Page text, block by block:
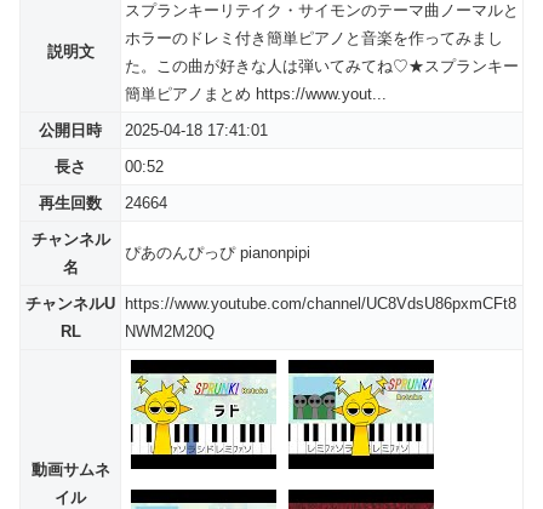
説明文
スプランキーリテイク・サイモンのテーマ曲ノーマルと
ホラーのドレミ付き簡単ピアノと音楽を作ってみまし
た。この曲が好きな人は弾いてみてね♡★スプランキー
簡単ピアノまとめ https://www.yout...
公開日時
2025-04-18 17:41:01
長さ
00:52
再生回数
24664
チャンネル
名
ぴあのんぴっぴ pianonpipi
チャンネルU
RL
https://www.youtube.com/channel/UC8VdsU86pxmCFt8
NWM2M20Q
動画サムネ
イル